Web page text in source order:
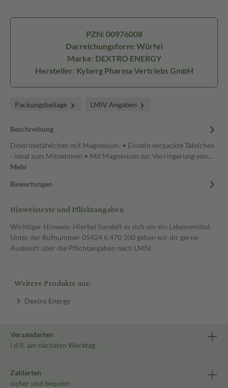
PZN: 00976008
Darreichungsform: Würfel
Marke: DEXTRO ENERGY
Hersteller: Kyberg Pharma Vertriebs GmbH
Packungsbeilage LMIV Angaben
Beschreibung
Dextrosetäfelchen mit Magnesium. • Einzeln verpackte Täfelchen
- ideal zum Mitnehmen • Mit Magnesium zur Verringerung von…
Mehr
Bewertungen
Hinweistexte und Pflichtangaben
Wichtiger Hinweis: Hierbei handelt es sich um ein Lebensmittel.
Unter der Rufnummer 05424 6 470 100 geben wir dir gerne
Auskunft über die Pflichtangaben nach LMIV.
Weitere Produkte aus:
Dextro Energy
Versandarten
i.d.R. am nächsten Werktag
Zahlarten
sicher und bequem